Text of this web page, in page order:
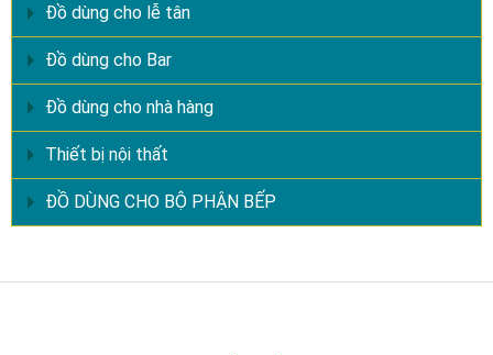
Đồ dùng cho lễ tân
Đồ dùng cho Bar
Đồ dùng cho nhà hàng
Thiết bị nội thất
ĐỒ DÙNG CHO BỘ PHẬN BẾP